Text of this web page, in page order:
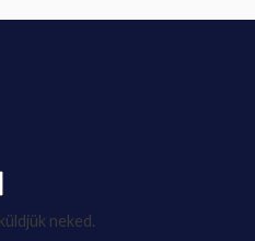
neked.